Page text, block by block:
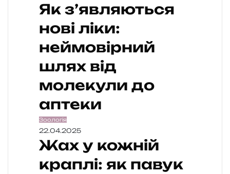
Як з’являються
нові ліки:
неймовірний
шлях від
молекули до
аптеки
Зоологія
22.04.2025
Жах у кожній
краплі: як павук